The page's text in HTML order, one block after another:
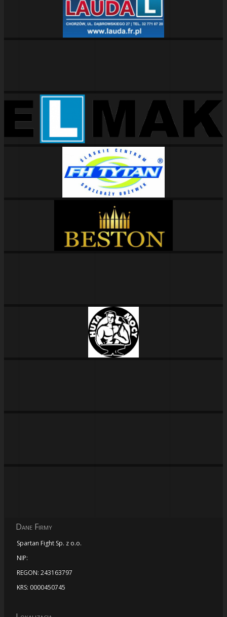
Dane Firmy
Spartan Fight Sp. z o.o.
NIP:
REGON: 243163797
KRS: 0000450745